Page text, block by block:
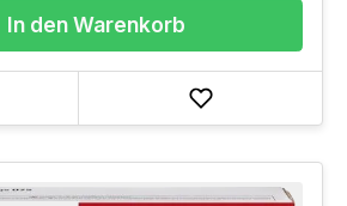
In den Warenkorb